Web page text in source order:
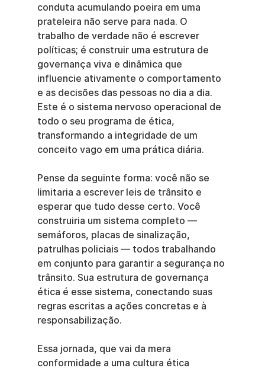
conduta acumulando poeira em uma
prateleira não serve para nada. O
trabalho de verdade não é escrever
políticas; é construir uma estrutura de
governança viva e dinâmica que
influencie ativamente o comportamento
e as decisões das pessoas no dia a dia.
Este é o sistema nervoso operacional de
todo o seu programa de ética,
transformando a integridade de um
conceito vago em uma prática diária.
Pense da seguinte forma: você não se
limitaria a escrever leis de trânsito e
esperar que tudo desse certo. Você
construiria um sistema completo —
semáforos, placas de sinalização,
patrulhas policiais — todos trabalhando
em conjunto para garantir a segurança no
trânsito. Sua estrutura de governança
ética é esse sistema, conectando suas
regras escritas a ações concretas e à
responsabilização.
Essa jornada, que vai da mera
conformidade a uma cultura ética